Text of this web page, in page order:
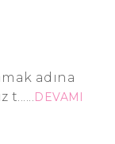
adına
t......DEVAMI